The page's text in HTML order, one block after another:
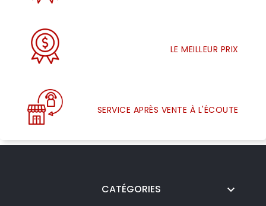
LE MEILLEUR PRIX
SERVICE APRÈS VENTE À L'ÉCOUTE
CATÉGORIES 